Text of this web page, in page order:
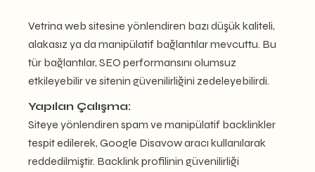
Vetrina web sitesine yönlendiren bazı düşük kaliteli,
alakasız ya da manipülatif bağlantılar mevcuttu. Bu
tür bağlantılar, SEO performansını olumsuz
etkileyebilir ve sitenin güvenilirliğini zedeleyebilirdi.
Yapılan Çalışma:
Siteye yönlendiren spam ve manipülatif backlinkler
tespit edilerek, Google Disavow aracı kullanılarak
reddedilmiştir. Backlink profilinin güvenilirliği